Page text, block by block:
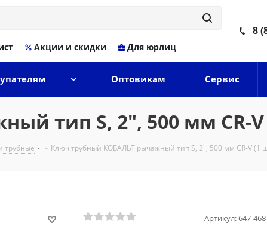
Акции и скидки Для юрлиц
8
Оптовикам Сервис
тип S, 2", 500 мм CR-V
трубные - Ключ трубный КОБАЛЬТ рычажный тип S, 2", 500 мм CR-V (1
Артикул:647-468